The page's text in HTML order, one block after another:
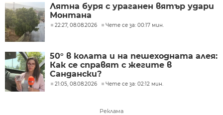
Лятна буря с ураганен вятър удари
Монтана
22:27, 08.08.2026 Чете се за: 00:17 мин.
50° в колата и на пешеходната алея:
Как се справят с жегите в
Сандански?
21:05, 08.08.2026 Чете се за: 02:12 мин.
Реклама